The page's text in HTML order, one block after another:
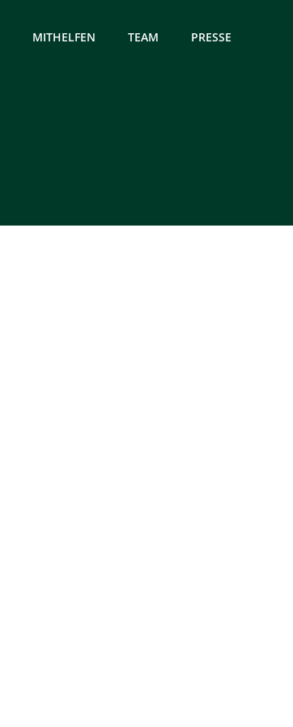
MITHELFEN TEAM PRESSE